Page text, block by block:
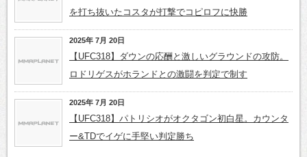
を打ち抜いたコスタが打撃でコピロフに快勝
2025年 7月 20日
【UFC318】ダウンの応酬と激しいグラウンドの攻防。
ロドリゲスがホランドとの激闘を判定で制す
2025年 7月 20日
【UFC318】パトリシオがオクタゴン初白星。カウンタ
ー&TDでイゲに手堅い判定勝ち